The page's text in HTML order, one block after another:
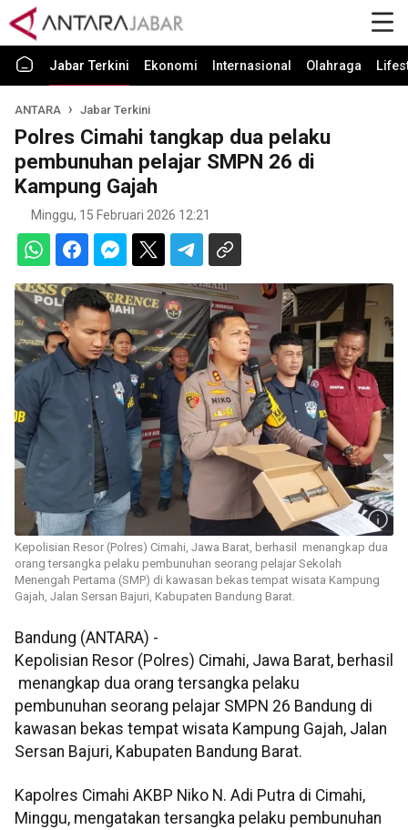
Jabar Terkini Ekonomi Internasional Olahraga
ANTARA Jabar Terkini
Polres Cimahi tangkap dua pelaku
pembunuhan pelajar SMPN 26 di
Kampung Gajah
Minggu, 15 Februari 2026 12:21
Kepolisian Resor (Polres) Cimahi, Jawa Barat, berhasil menangkap dua
orang tersangka pelaku pembunuhan seorang pelajar Sekolah
Menengah Pertama (SMP) di kawasan bekas tempat wisata Kampung
Gajah, Jalan Sersan Bajuri, Kabupaten Bandung Barat.
Bandung (ANTARA) -
Kepolisian Resor (Polres) Cimahi, Jawa Barat, berhasil
menangkap dua orang tersangka pelaku
pembunuhan seorang pelajar SMPN 26 Bandung di
kawasan bekas tempat wisata Kampung Gajah, Jalan
Sersan Bajuri, Kabupaten Bandung Barat.
Kapolres Cimahi AKBP Niko N. Adi Putra di Cimahi,
Minggu, mengatakan tersangka pelaku pembunuhan